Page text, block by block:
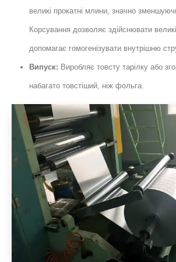
великі прокатні млини, значно
Корсування дозволяє здійснювати
допомагає гомогенізувати внутрішню
Випуск: Виробляє товсту тарілку або
набагато товстіший, ніж фольга.